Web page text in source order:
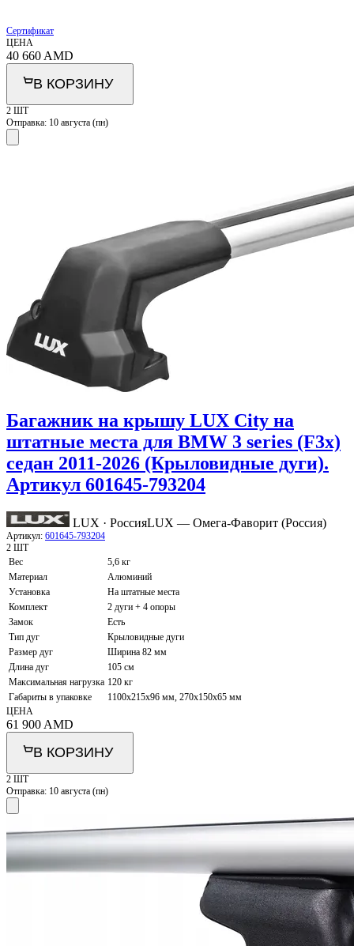
Сертификат
ЦЕНА
40 660 AMD
В КОРЗИНУ
2 ШТ
Отправка: 10 августа (пн)
Багажник на крышу LUX City на
штатные места для BMW 3 series (F3x)
седан 2011-2026 (Крыловидные дуги).
Артикул 601645-793204
LUX · РоссияLUX — Омега-Фаворит (Россия)
Артикул: 601645-793204
2 ШТ
Вес
5,6 кг
Материал
Алюминий
Установка
На штатные места
Комплект
2 дуги + 4 опоры
Замок
Есть
Тип дуг
Крыловидные дуги
Размер дуг
Ширина 82 мм
Длина дуг
105 см
Максимальная нагрузка 120 кг
Габариты в упаковке
1100х215х96 мм, 270х150х65 мм
ЦЕНА
61 900 AMD
В КОРЗИНУ
2 ШТ
Отправка: 10 августа (пн)